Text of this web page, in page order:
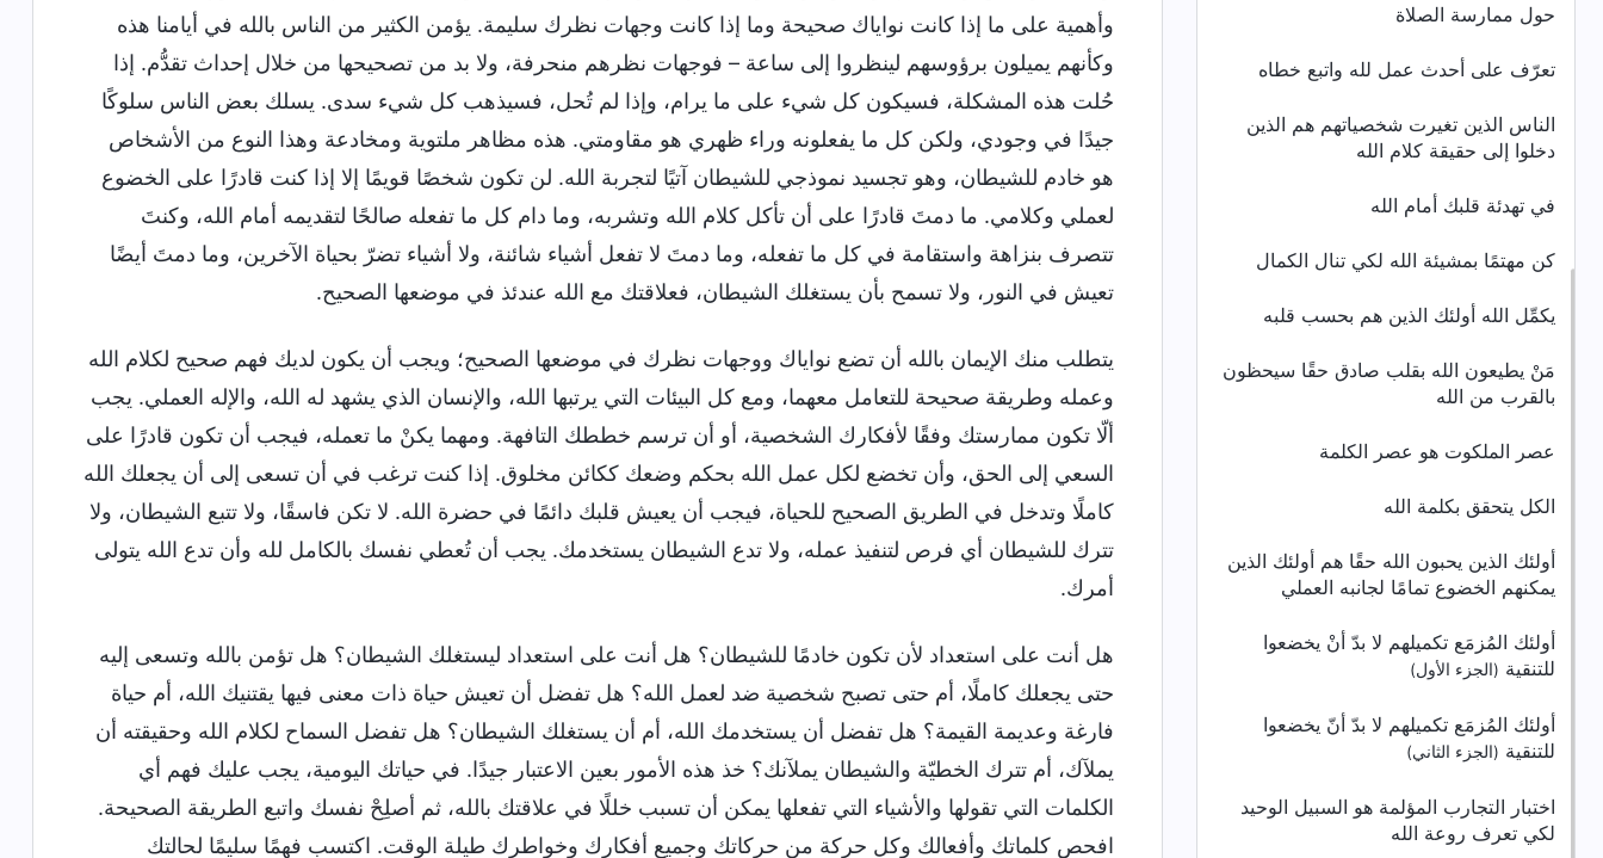
حول ممارسة الصلاة
تعرّف على أحدث عمل لله واتبع خطاه
الناس الذين تغيرت شخصياتهم هم الذين
دخلوا إلى حقيقة كلام الله
في تهدئة قلبك أمام الله
كن مهتمًا بمشيئة الله لكي تنال الكمال
يكمِّل الله أولئك الذين هم بحسب قلبه
مَنْ يطيعون الله بقلب صادق حقًا سيحظون
بالقرب من الله
عصر الملكوت هو عصر الكلمة
الكل يتحقق بكلمة الله
أولئك الذين يحبون الله حقًا هم أولئك الذين
يمكنهم الخضوع تمامًا لجانبه العملي
أولئك المُزمَع تكميلهم لا بدّ أنْ يخضعوا
للتنقية (الجزء الأول)
أولئك المُزمَع تكميلهم لا بدّ أنّ يخضعوا
للتنقية (الجزء الثاني)
اختبار التجارب المؤلمة هو السبيل الوحيد
لكي تعرف روعة الله
وأهمية على ما إذا كانت نواياك صحيحة وما إذا كانت وجهات نظرك سليمة. يؤمن الكثير من الناس بالله في أيامنا هذه
وكأنهم يميلون برؤوسهم لينظروا إلى ساعة – فوجهات نظرهم منحرفة، ولا بد من تصحيحها من خلال إحداث تقدُّم. إذا
حُلت هذه المشكلة، فسيكون كل شيء على ما يرام، وإذا لم تُحل، فسيذهب كل شيء سدى. يسلك بعض الناس سلوكًا
جيدًا في وجودي، ولكن كل ما يفعلونه وراء ظهري هو مقاومتي. هذه مظاهر ملتوية ومخادعة وهذا النوع من الأشخاص
هو خادم للشيطان، وهو تجسيد نموذجي للشيطان آتيًا لتجربة الله. لن تكون شخصًا قويمًا إلا إذا كنت قادرًا على الخضوع
لعملي وكلامي. ما دمتَ قادرًا على أن تأكل كلام الله وتشربه، وما دام كل ما تفعله صالحًا لتقديمه أمام الله، وكنتَ
تتصرف بنزاهة واستقامة في كل ما تفعله، وما دمتَ لا تفعل أشياء شائنة، ولا أشياء تضرّ بحياة الآخرين، وما دمتَ أيضًا
تعيش في النور، ولا تسمح بأن يستغلك الشيطان، فعلاقتك مع الله عندئذ في موضعها الصحيح.
يتطلب منك الإيمان بالله أن تضع نواياك ووجهات نظرك في موضعها الصحيح؛ ويجب أن يكون لديك فهم صحيح لكلام الله
وعمله وطريقة صحيحة للتعامل معهما، ومع كل البيئات التي يرتبها الله، والإنسان الذي يشهد له الله، والإله العملي. يجب
ألّا تكون ممارستك وفقًا لأفكارك الشخصية، أو أن ترسم خططك التافهة. ومهما يكنْ ما تعمله، فيجب أن تكون قادرًا على
السعي إلى الحق، وأن تخضع لكل عمل الله بحكم وضعك ككائن مخلوق. إذا كنت ترغب في أن تسعى إلى أن يجعلك الله
كاملًا وتدخل في الطريق الصحيح للحياة، فيجب أن يعيش قلبك دائمًا في حضرة الله. لا تكن فاسقًا، ولا تتبع الشيطان، ولا
تترك للشيطان أي فرص لتنفيذ عمله، ولا تدع الشيطان يستخدمك. يجب أن تُعطي نفسك بالكامل لله وأن تدع الله يتولى
أمرك.
هل أنت على استعداد لأن تكون خادمًا للشيطان؟ هل أنت على استعداد ليستغلك الشيطان؟ هل تؤمن بالله وتسعى إليه
حتى يجعلك كاملًا، أم حتى تصبح شخصية ضد لعمل الله؟ هل تفضل أن تعيش حياة ذات معنى فيها يقتنيك الله، أم حياة
فارغة وعديمة القيمة؟ هل تفضل أن يستخدمك الله، أم أن يستغلك الشيطان؟ هل تفضل السماح لكلام الله وحقيقته أن
يملآك، أم تترك الخطيّة والشيطان يملآنك؟ خذ هذه الأمور بعين الاعتبار جيدًا. في حياتك اليومية، يجب عليك فهم أي
الكلمات التي تقولها والأشياء التي تفعلها يمكن أن تسبب خللًا في علاقتك بالله، ثم أصلِحْ نفسك واتبع الطريقة الصحيحة.
افحص كلماتك وأفعالك وكل حركة من حركاتك وجميع أفكارك وخواطرك طيلة الوقت. اكتسب فهمًا سليمًا لحالتك